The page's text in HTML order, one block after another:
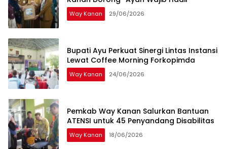
Way Kanan 29/06/2026
Bupati Ayu Perkuat Sinergi Lintas Instansi
Lewat Coffee Morning Forkopimda
Way Kanan 24/06/2026
Pemkab Way Kanan Salurkan Bantuan
ATENSI untuk 45 Penyandang Disabilitas
Way Kanan 18/06/2026